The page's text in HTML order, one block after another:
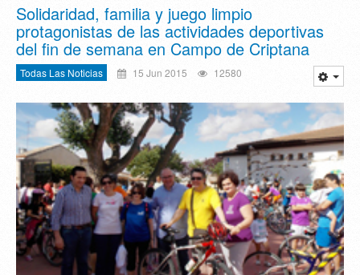
Solidaridad, familia y juego limpio
protagonistas de las actividades deportivas
del fin de semana en Campo de Criptana
Todas Las Noticias 15 Jun 2015 12580